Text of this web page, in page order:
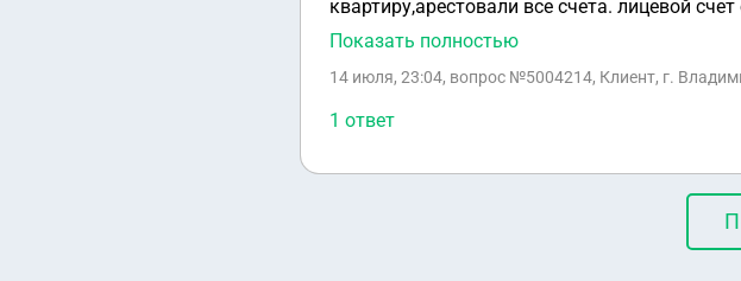
квартиру,арестовали все счета. лицевой
предоставили справку об оплате с лицевого
Показать полностью
14 июля, 23:04, вопрос №5004214, Клиент, г.
1 ответ